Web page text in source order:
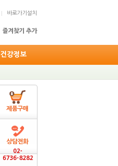
제품구매
상담전화
02-
6736-8282
바로가기설치
즐겨찾기 추가
건강정보